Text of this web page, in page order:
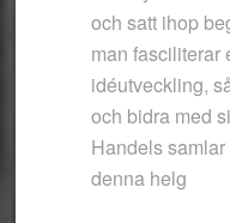
och satt ihop
man fasciliterar
idéutveckling,
och bidra med
Handels
denna helg